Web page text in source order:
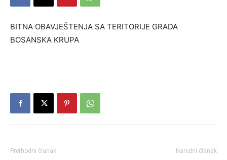
BITNA OBAVJEŠTENJA SA TERITORIJE GRADA
BOSANSKA KRUPA
Prethodni članak Naredni članak